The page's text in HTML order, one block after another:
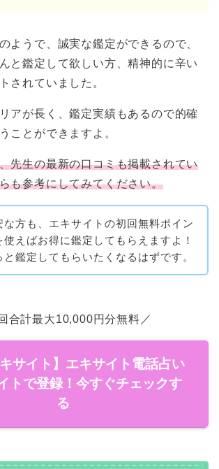
ようで、誠実な鑑定ができるので、
と鑑定して欲しい方、精神的に辛い
されていました。
アが長く、鑑定実績もあるので的確
ことができますよ。
先生の最新の口コミも掲載されてい
も参考にしてみてください。
な方も、エキサイトの初回無料ポイン
使えばお得に鑑定してもらえますよ！
と鑑定してもらいたくなるはずです。
合計最大10,000円分無料／
キサイト】エキサイト電話占い
トで登録！今すぐチェックす
る